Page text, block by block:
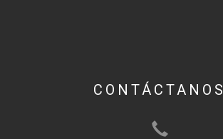
CONTÁCTANOS